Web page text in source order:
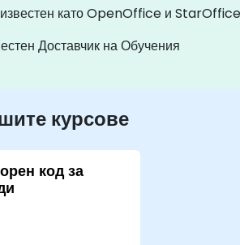
като OpenOffice и
Доставчик на Обучения
курсове
код за